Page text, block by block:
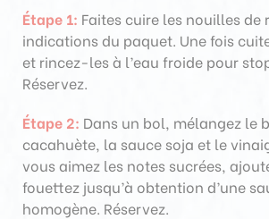
Étape 1: Faites cuire les nouilles de
indications du paquet. Une fois
et rincez-les à l’eau froide pour
Réservez.
Étape 2: Dans un bol, mélangez le
cacahuète, la sauce soja et le
vous aimez les notes sucrées,
fouettez jusqu’à obtention d’une
homogène. Réservez.